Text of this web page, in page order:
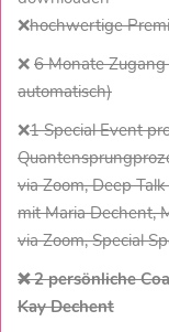
❌hochwertige
❌ 6 Monate
automatisch)
❌1 Special Event
via Zoom, Deep
mit Maria Dechent,
via Zoom, Special
❌ 2 persönliche
Kay Dechent